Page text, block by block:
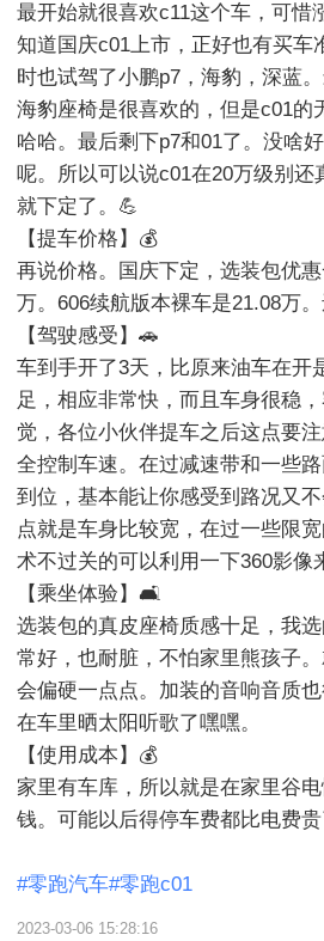
最开始就很喜欢c11这个车，可惜
知道国庆c01上市，正好也有买车
时也试驾了小鹏p7，海豹，深蓝
海豹座椅是很喜欢的，但是c01的
哈哈。最后剩下p7和01了。没啥
呢。所以可以说c01在20万级别还
就下定了。💪
【提车价格】💰
再说价格。国庆下定，选装包优
万。606续航版本裸车是21.08万
【驾驶感受】🚗
车到手开了3天，比原来油车在开
足，相应非常快，而且车身很稳
觉，各位小伙伴提车之后这点要
全控制车速。在过减速带和一些
到位，基本能让你感受到路况又
点就是车身比较宽，在过一些限
术不过关的可以利用一下360影像
【乘坐体验】🛋
选装包的真皮座椅质感十足，我
常好，也耐脏，不怕家里熊孩子
会偏硬一点点。加装的音响音质
在车里晒太阳听歌了嘿嘿。
【使用成本】💰
家里有车库，所以就是在家里谷
钱。可能以后得停车费都比电费
#零跑汽车#零跑c01
2023-03-06 15:28:16